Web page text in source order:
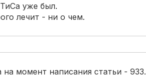
уже был.
лечит - ни о чем.
момент написания статьи - 933.